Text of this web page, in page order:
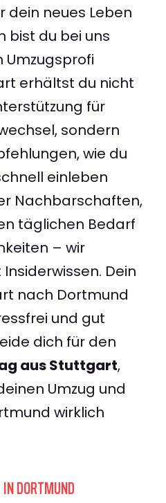
dein neues Leben
bist du bei uns
Umzugsprofi
erhältst du nicht
für
sondern
wie du
einleben
Nachbarschaften,
täglichen Bedarf
– wir
Dein
nach Dortmund
und gut
dich für den
aus Stuttgart,
Umzug und
wirklich
DORTMUND